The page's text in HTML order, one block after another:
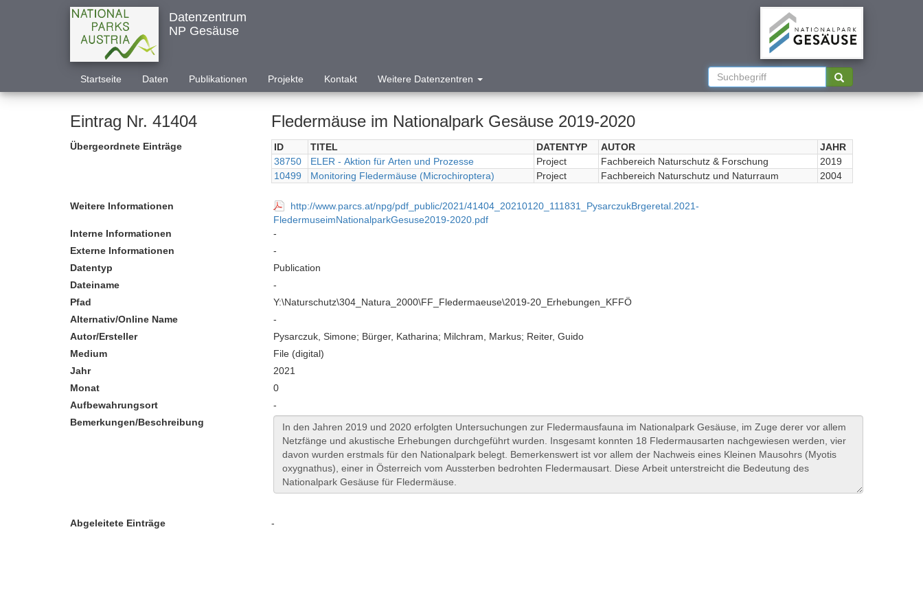
Datenzentrum
NP Gesäuse
Startseite Daten Publikationen Projekte Kontakt Weitere Datenzentren
Eintrag Nr. 41404 Fledermäuse im Nationalpark Gesäuse 2019-2020
Übergeordnete Einträge ID TITEL DATENTYP AUTOR
JAHR
38750
ELER - Aktion für Arten und Prozesse Project Fachbereich Naturschutz & Forschung
2019
10499
Monitoring Fledermäuse (Microchiroptera) Project Fachbereich Naturschutz und Naturraum 2004
Weitere Informationen
http://www.parcs.at/npg/pdf_public/2021/41404_20210120_111831_PysarczukBrgeretal.2021-
FledermuseimNationalparkGesuse2019-2020.pdf
Interne Informationen
-
Externe Informationen
-
Datentyp
Publication
Dateiname
-
Pfad
Y:\Naturschutz\304_Natura_2000\FF_Fledermaeuse\2019-20_Erhebungen_KFFÖ
Alternativ/Online Name
-
Autor/Ersteller
Pysarczuk, Simone; Bürger, Katharina; Milchram, Markus; Reiter, Guido
Medium
File (digital)
Jahr
2021
Monat
0
Aufbewahrungsort
-
Bemerkungen/Beschreibung
Abgeleitete Einträge -